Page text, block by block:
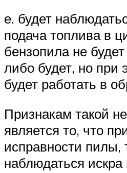
е. будет
подача топлива в
бензопила не
либо будет, но при
будет работать в
Признакам такой
является то, что
исправности пилы,
наблюдаться искра